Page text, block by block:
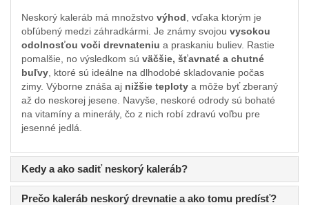
Neskorý kaleráb má množstvo výhod , vďaka ktorým je
obľúbený medzi záhradkármi. Je známy svojou vysokou
odolnosťou voči drevnateniu a praskaniu buliev. Rastie
pomalšie, no výsledkom sú väčšie, šťavnaté a chutné
buľvy , ktoré sú ideálne na dlhodobé skladovanie počas
zimy. Výborne znáša aj nižšie teploty a môže byť zberaný
až do neskorej jesene. Navyše, neskoré odrody sú bohaté
na vitamíny a minerály, čo z nich robí zdravú voľbu pre
jesenné jedlá.
Kedy a ako sadiť neskorý kaleráb?
Prečo kaleráb neskorý drevnatie a ako tomu predísť?